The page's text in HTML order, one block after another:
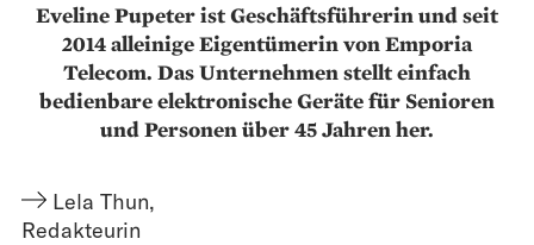
Eveline Pupeter ist Geschäftsführerin und seit
2014 alleinige Eigentümerin von Emporia
Telecom. Das Unternehmen stellt einfach
bedienbare elektronische Geräte für Senioren
und Personen über 45 Jahren her.
Lela Thun,
Redakteurin